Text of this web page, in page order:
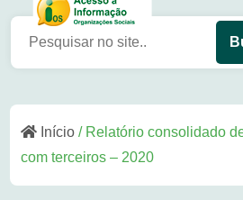
Início / Relatório consolidado
com terceiros – 2020